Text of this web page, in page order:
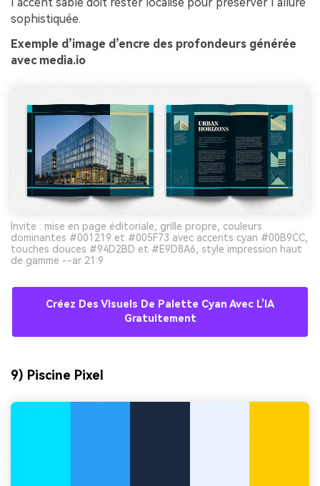
sophistiquée.
Exemple d’image d’encre des profondeurs générée
avec media.io
Invite : mise en page éditoriale, grille propre, couleurs
dominantes #001219 et #005F73 avec accents cyan #00B9CC,
touches douces #94D2BD et #E9D8A6, style impression haut
de gamme --ar 21:9
Créez Des Visuels De Palette Cyan Avec L’IA
Gratuitement
9) Piscine Pixel